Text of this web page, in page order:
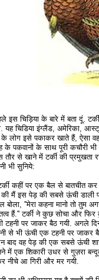
चिड़िया के बारे में बता दूं.
यह चिडिया इंग्लैंड, अमेरिका,
के लोग इसे पकाकर खाते हैं, ऐसा
के पकवानों के साथ पूरी कचौरी
तौर से खाने में टर्की की प्रमुखता
भी सुनिये:
कहीं पर एक बैल से बातचीत
की मैं इस पेड़ की सबसे ऊंची
बोला, ''मेरा कहना मानो तो तुम
तत्व हैं.'' टर्की ने कुछ सोचा और
टहनी पर जाकर बैठ गयी. अगले
से भी ऊंची एक टहनी पर जाकर
बाद वह पेड़ की एक सबसे ऊंची
में एक शिकारी उधर से गुज़रा
नीचे आ गिरी और मर गयी.